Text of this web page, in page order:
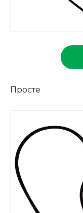
Просте